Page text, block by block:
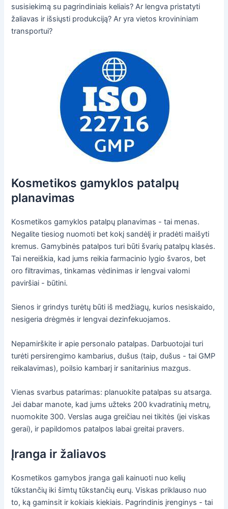
susisiekimą su pagrindiniais keliais? Ar lengva pristatyti
žaliavas ir išsiųsti produkciją? Ar yra vietos krovininiam
transportui?
Kosmetikos gamyklos patalpų
planavimas
Kosmetikos gamyklos patalpų planavimas - tai menas.
Negalite tiesiog nuomoti bet kokį sandėlį ir pradėti maišyti
kremus. Gamybinės patalpos turi būti švarių patalpų klasės.
Tai nereiškia, kad jums reikia farmacinio lygio švaros, bet
oro filtravimas, tinkamas vėdinimas ir lengvai valomi
paviršiai - būtini.
Sienos ir grindys turėtų būti iš medžiagų, kurios nesiskaido,
nesigeria drėgmės ir lengvai dezinfekuojamos.
Nepamirškite ir apie personalo patalpas. Darbuotojai turi
turėti persirengimo kambarius, dušus (taip, dušus - tai GMP
reikalavimas), poilsio kambarį ir sanitarinius mazgus.
Vienas svarbus patarimas: planuokite patalpas su atsarga.
Jei dabar manote, kad jums užteks 200 kvadratinių metrų,
nuomokite 300. Verslas auga greičiau nei tikitės (jei viskas
gerai), ir papildomos patalpos labai greitai pravers.
Įranga ir žaliavos
Kosmetikos gamybos įranga gali kainuoti nuo kelių
tūkstančių iki šimtų tūkstančių eurų. Viskas priklauso nuo
to, ką gaminsit ir kokiais kiekiais. Pagrindinis įrenginys - tai